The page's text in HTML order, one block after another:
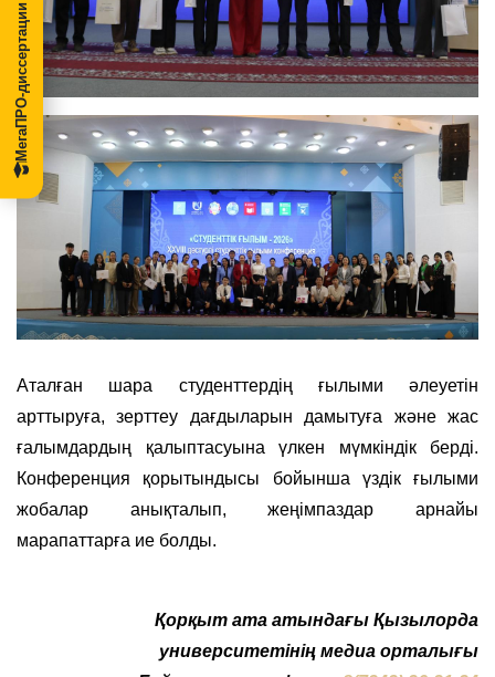
Аталған шара студенттердің ғылыми әлеуетін
арттыруға, зерттеу дағдыларын дамытуға және жас
ғалымдардың қалыптасуына үлкен мүмкіндік берді.
Конференция қорытындысы бойынша үздік ғылыми
жобалар анықталып, жеңімпаздар арнайы
марапаттарға ие болды.
Қорқыт ата атындағы Қызылорда
университетінің медиа орталығы
МегаПРО-диссертации